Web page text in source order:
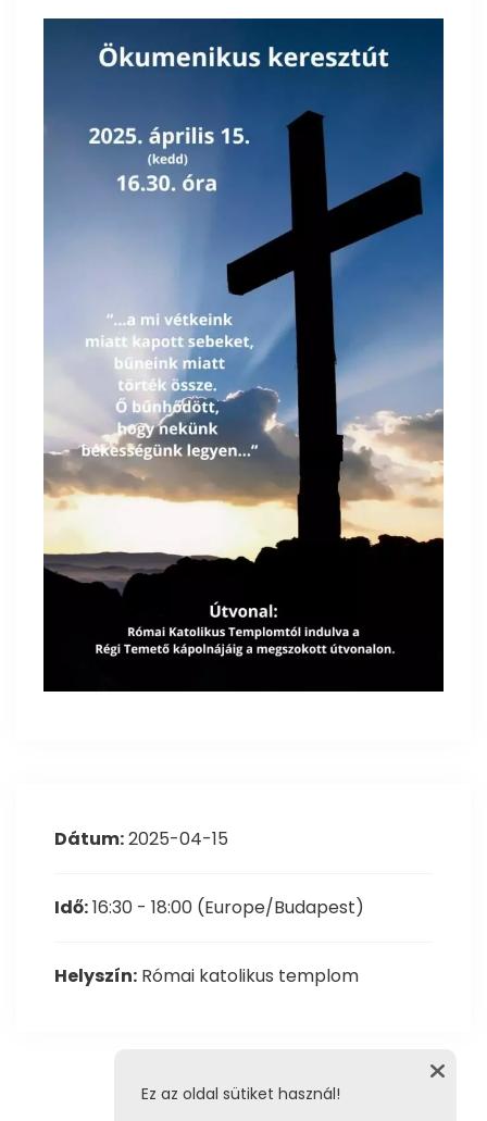
Dátum:2025-04-15
Idő:16:30 - 18:00 (Europe/Budapest)
Helyszín: Római katolikus templom
Ez az oldal sütiket használ!